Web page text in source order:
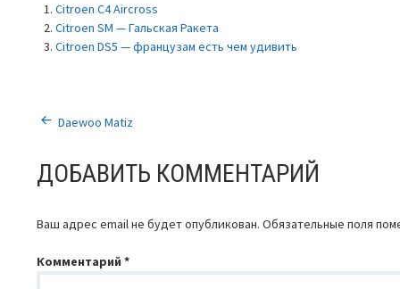
Citroen C4 Aircross
Citroen SM — Гальская Ракета
Citroen DS5 — французам есть чем удивить
НАВИГАЦИЯ
ПО
ЗАПИСЯМ
Daewoo Matiz
ДОБАВИТЬ КОММЕНТАРИЙ
Ваш адрес email не будет опубликован. Обязательные поля
Комментарий*